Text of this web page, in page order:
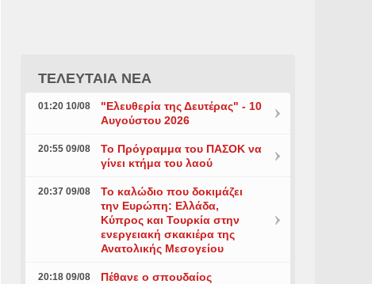
ΤΕΛΕΥΤΑΙΑ ΝΕΑ
01:20 10/08
"Ελευθερία της Δευτέρας" - 10
Αυγούστου 2026
20:55 09/08
Το Πρόγραμμα του ΠΑΣΟΚ να
γίνει κτήμα του λαού
20:37 09/08
Το καλώδιο που δοκιμάζει
την Ευρώπη: Ελλάδα,
Κύπρος και Τουρκία στην
ενεργειακή σκακιέρα της
Ανατολικής Μεσογείου
20:18 09/08
Πέθανε ο σπουδαίος